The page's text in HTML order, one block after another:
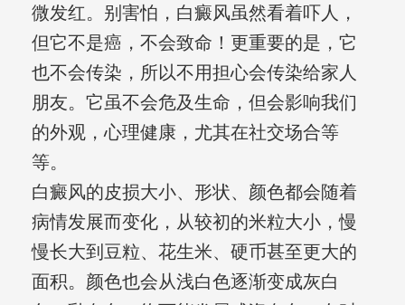
微发红。别害怕，白癜风虽然看着吓人，
但它不是癌，不会致命！更重要的是，它
也不会传染，所以不用担心会传染给家人
朋友。它虽不会危及生命，但会影响我们
的外观，心理健康，尤其在社交场合等
等。
白癜风的皮损大小、形状、颜色都会随着
病情发展而变化，从较初的米粒大小，慢
慢长大到豆粒、花生米、硬币甚至更大的
面积。颜色也会从浅白色逐渐变成灰白